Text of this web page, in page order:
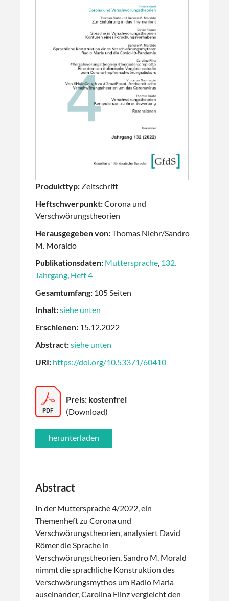
Produkttyp: Zeitschrift
Heftschwerpunkt:Corona und
Verschwörungstheorien
Herausgegeben von:Thomas Niehr/Sandro
M. Moraldo
Publikationsdaten: Muttersprache, 132.
Jahrgang, Heft 4
Gesamtumfang: 105 Seiten
Inhalt:siehe unten
Erschienen: 15.12.2022
Abstract:siehe unten
URI: https://doi.org/10.53371/60410
Preis: kostenfrei
(Download)
Abstract
In der Muttersprache 4/2022, ein
Themenheft zu Corona und
Verschwörungstheorien, analysiert David
Römer die Sprache in
Verschwörungstheorien, Sandro M. Morald
nimmt die sprachliche Konstruktion des
Verschwörungsmythos um Radio Maria
auseinander, Carolina Flinz vergleicht den